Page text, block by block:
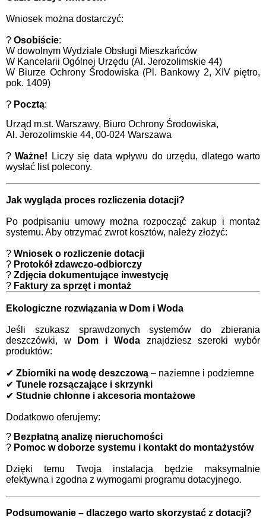
Wniosek można dostarczyć:
? Osobiście:
W dowolnym Wydziale Obsługi Mieszkańców
W Kancelarii Ogólnej Urzędu (Al. Jerozolimskie 44)
W Biurze Ochrony Środowiska (Pl. Bankowy 2, XIV piętro,
pok. 1409)
? Pocztą:
Urząd m.st. Warszawy, Biuro Ochrony Środowiska,
Al. Jerozolimskie 44, 00-024 Warszawa
?Ważne! Liczy się data wpływu do urzędu, dlatego warto
wysłać list polecony.
Jak wygląda proces rozliczenia dotacji?
Po podpisaniu umowy można rozpocząć zakup i montaż
systemu. Aby otrzymać zwrot kosztów, należy złożyć:
? Wniosek o rozliczenie dotacji
? Protokół zdawczo-odbiorczy
? Zdjęcia dokumentujące inwestycję
? Faktury za sprzęt i montaż
Ekologiczne rozwiązania w Dom i Woda
Jeśli szukasz sprawdzonych systemów do zbierania
deszczówki, w
Dom i Wodaznajdziesz szeroki wybór
produktów:
✔ Zbiorniki na wodę deszczową – naziemne i podziemne
✔ Tunele rozsączające i skrzynki
✔ Studnie chłonne i akcesoria montażowe
Dodatkowo oferujemy:
? Bezpłatną analizę nieruchomości
? Pomoc w doborze systemu i kontakt do montażystów
Dzięki temu Twoja instalacja będzie maksymalnie
efektywna i zgodna z wymogami programu dotacyjnego.
Podsumowanie – dlaczego warto skorzystać z dotacji?